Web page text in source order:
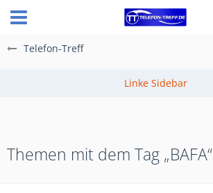
Telefon-Treff
Themen mit dem Tag „BAFA“